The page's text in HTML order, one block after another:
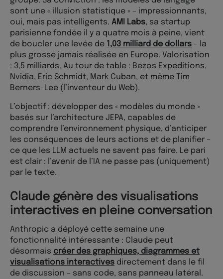
sont une « illusion statistique » – impressionnants,
oui, mais pas intelligents. AMI Labs, sa startup
parisienne fondée il y a quatre mois à peine, vient
de boucler une levée de 1,03 milliard de dollars – la
plus grosse jamais réalisée en Europe. Valorisation
: 3,5 milliards. Au tour de table : Bezos Expeditions,
Nvidia, Eric Schmidt, Mark Cuban, et même Tim
Berners-Lee (l’inventeur du Web).
L’objectif : développer des « modèles du monde »
basés sur l’architecture JEPA, capables de
comprendre l’environnement physique, d’anticiper
les conséquences de leurs actions et de planifier –
ce que les LLM actuels ne savent pas faire. Le pari
est clair : l’avenir de l’IA ne passe pas (uniquement)
par le texte.
Claude génère des visualisations
interactives en pleine conversation
Anthropic a déployé cette semaine une
fonctionnalité intéressante : Claude peut
désormais créer des graphiques, diagrammes et
visualisations interactives directement dans le fil
de discussion – sans code, sans panneau latéral.